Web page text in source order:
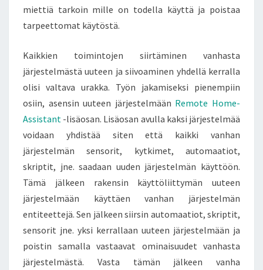
miettiä tarkoin mille on todella käyttä ja poistaa
tarpeettomat käytöstä.
Kaikkien toimintojen siirtäminen vanhasta
järjestelmästä uuteen ja siivoaminen yhdellä kerralla
olisi valtava urakka. Työn jakamiseksi pienempiin
osiin, asensin uuteen järjestelmään Remote Home-
Assistant -lisäosan. Lisäosan avulla kaksi järjestelmää
voidaan yhdistää siten että kaikki vanhan
järjestelmän sensorit, kytkimet, automaatiot,
skriptit, jne. saadaan uuden järjestelmän käyttöön.
Tämä jälkeen rakensin käyttöliittymän uuteen
järjestelmään käyttäen vanhan järjestelmän
entiteettejä. Sen jälkeen siirsin automaatiot, skriptit,
sensorit jne. yksi kerrallaan uuteen järjestelmään ja
poistin samalla vastaavat ominaisuudet vanhasta
järjestelmästä. Vasta tämän jälkeen vanha